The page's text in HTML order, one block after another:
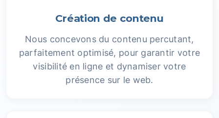
Création de contenu
Nous concevons du contenu percutant,
parfaitement optimisé, pour garantir votre
visibilité en ligne et dynamiser votre
présence sur le web.